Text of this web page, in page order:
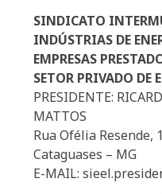
SINDICATO
INDÚSTRIAS DE
EMPRESAS
SETOR PRIVADO DE
PRESIDENTE:
MATTOS
Rua Ofélia Resende,
Cataguases – MG
E-MAIL: